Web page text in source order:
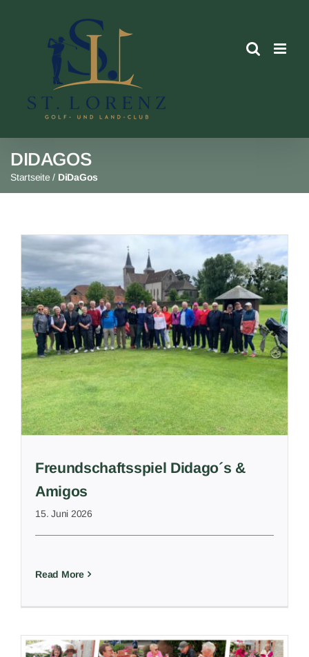
DIDAGOS
Startseite / DiDaGos
Freundschaftsspiel Didago´s &
Amigos
15. Juni 2026
Read More